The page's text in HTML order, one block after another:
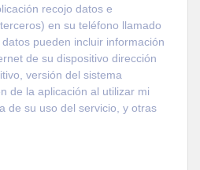
recojo datos e
en su teléfono llamado
pueden incluir información
de su dispositivo dirección
versión del sistema
de la aplicación al utilizar mi
de su uso del servicio, y otras